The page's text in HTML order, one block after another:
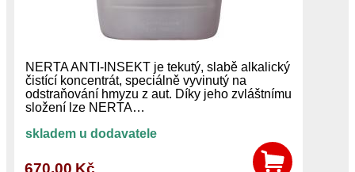
NERTA ANTI-INSEKT je tekutý, slabě alkalický
čistící koncentrát, speciálně vyvinutý na
odstraňování hmyzu z aut. Díky jeho zvláštnímu
složení lze NERTA…
skladem u dodavatele
670,00 Kč